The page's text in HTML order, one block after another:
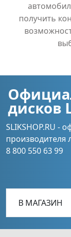
получить
дисков
SLIKSHOP.RU -
производителя
8 800 550 63 99
В МАГАЗИН